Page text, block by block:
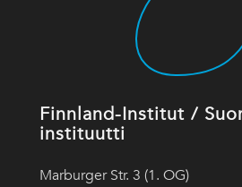
Finnland-Institut /
instituutti
Marburger Str. 3 (1. OG)